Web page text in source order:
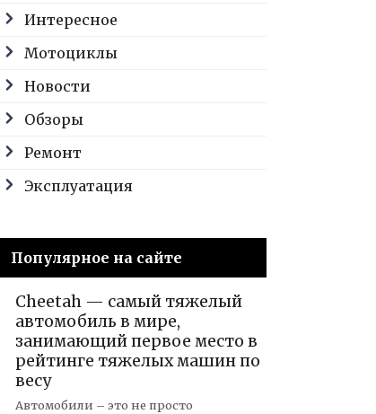
Интересное
Мотоциклы
Новости
Обзоры
Ремонт
Эксплуатация
Популярное на сайте
Cheetah — самый тяжелый
автомобиль в мире,
занимающий первое место в
рейтинге тяжелых машин по
весу
Автомобили – это не просто